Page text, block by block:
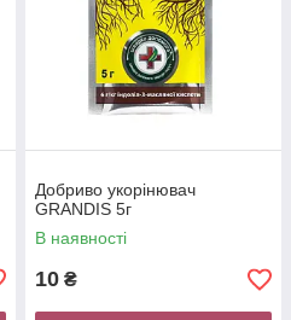
Добриво укорінювач
GRANDIS 5г
В наявності
10 ₴